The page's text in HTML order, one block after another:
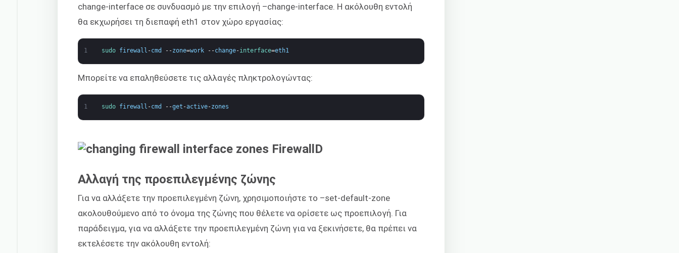
change-interface σε συνδυασμό με την επιλογή –change-interface. Η ακόλουθη εντολή
θα εκχωρήσει τη διεπαφή eth1 στον χώρο εργασίας:
1 sudo firewall -cmd --zone=work --change-interface=eth1
Μπορείτε να επαληθεύσετε τις αλλαγές πληκτρολογώντας:
1 sudo firewall -cmd --get -active-zones
Αλλαγή της προεπιλεγμένης ζώνης
Για να αλλάξετε την προεπιλεγμένη ζώνη, χρησιμοποιήστε το –set-default-zone
ακολουθούμενο από το όνομα της ζώνης που θέλετε να ορίσετε ως προεπιλογή. Για
παράδειγμα, για να αλλάξετε την προεπιλεγμένη ζώνη για να ξεκινήσετε, θα πρέπει να
εκτελέσετε την ακόλουθη εντολή: